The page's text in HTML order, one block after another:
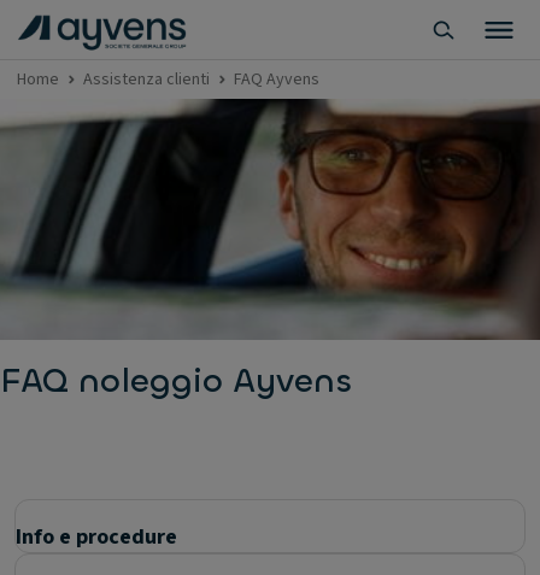
Home Assistenza clienti FAQ Ayvens
FAQ noleggio Ayvens
Info e procedure